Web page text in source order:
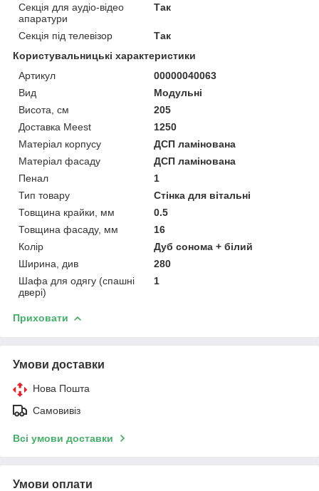
Секція для аудіо-відео
апаратури
Так
Секція під телевізор
Так
Користувальницькі характеристики
Артикул
00000040063
Вид
Модульні
Висота, см
205
Доставка Meest
1250
Матеріал корпусу
ДСП ламінована
Матеріал фасаду
ДСП ламінована
Пенал
1
Тип товару
Стінка для вітальні
Товщина крайки, мм
0.5
Товщина фасаду, мм
16
Колір
Дуб сонома + білий
Ширина, див
280
Шафа для одягу (спашні
двері)
1
Приховати
Умови доставки
Нова Пошта
Самовивіз
Всі умови доставки
Умови оплати